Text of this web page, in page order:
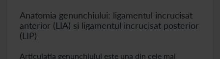
Anatomia genunchiului: ligamentul incrucisat
anterior (LIA) si ligamentul incrucisat posterior
(LIP)
Articulatia genunchiului este una din cele mai